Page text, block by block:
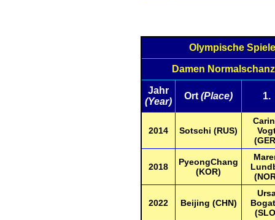
Olympische
Damen
Jahr
(Year)
Ort (Place) 1.
2014 Sotschi (RUS)
2018
PyeongChang
(KOR)
2022 Beijing (CHN)